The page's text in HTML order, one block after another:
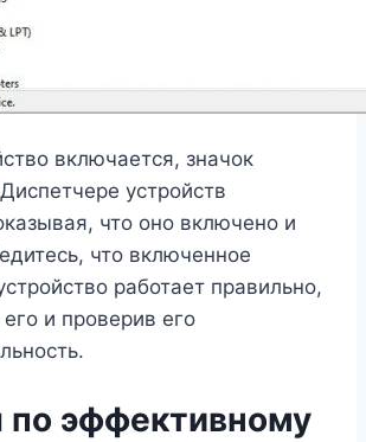
включается, значок
устройств
что оно включено и
что включенное
работает правильно,
и проверив его
эффективному